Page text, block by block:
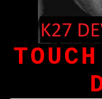
TOUCH